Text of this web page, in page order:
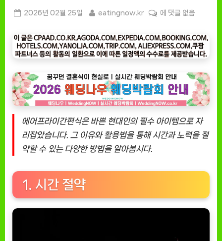
Posted
2026년 02월 25일 By
eatingnow.kr
에
프
라
이
간
편
식
활
용
법
에 댓글 없음
에어프라이간편식은 바쁜 현대인의 필수 아이템으로 자
리잡았습니다. 그 이유와 활용법을 통해 시간과 노력을 절
약할 수 있는 다양한 방법을 알아봅시다.
1. 시간 절약